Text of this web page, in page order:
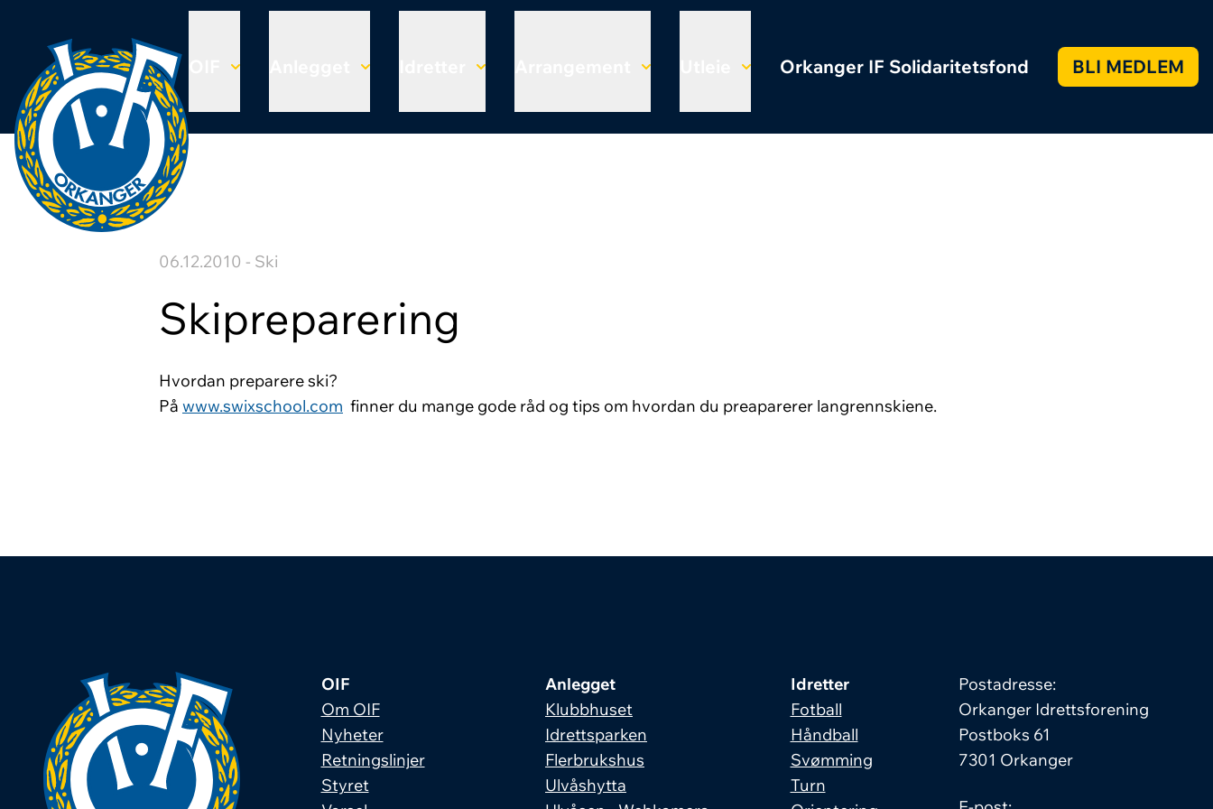
Orkanger IF Solidaritetsfond BLI MEDLEM
06.12.2010 - Ski
Skipreparering
Hvordan preparere ski?
På www.swixschool.com finner du mange gode råd og tips om hvordan du preaparerer langrennskiene.
OIF
Om OIF
Nyheter
Retningslinjer
Styret
Anlegget
Klubbhuset
Idrettsparken
Flerbrukshus
Ulvåshytta
Idretter
Fotball
Håndball
Svømming
Turn
Postadresse:
Orkanger Idrettsforening
Postboks 61
7301 Orkanger